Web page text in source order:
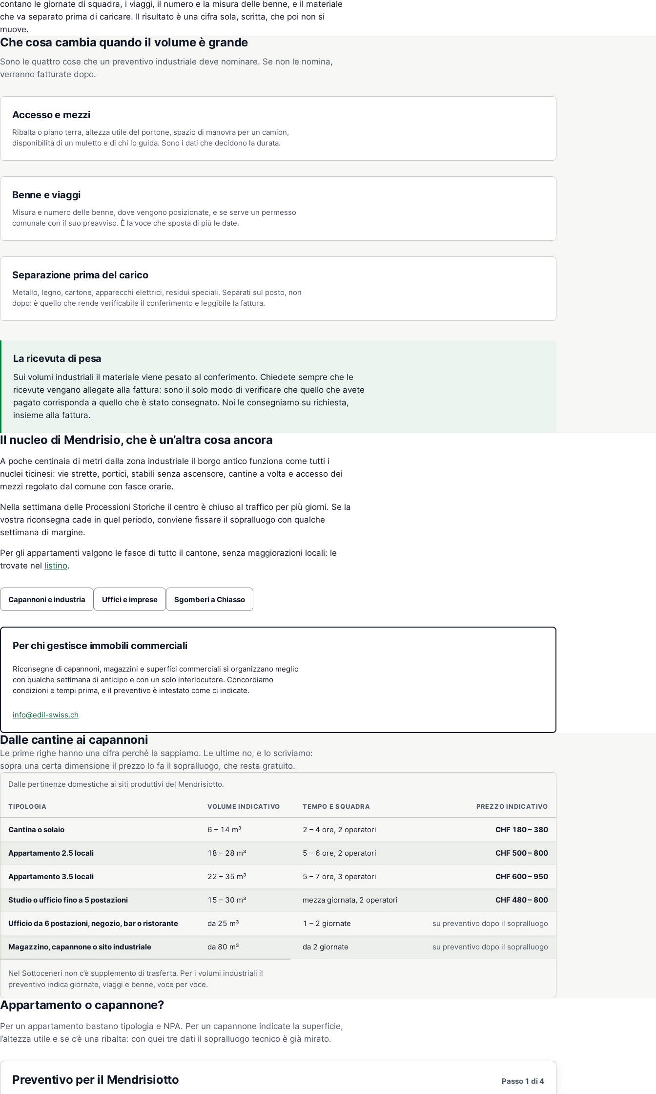
contano le giornate di squadra, i viaggi, il numero e la misura delle benne, e il materiale
che va separato prima di caricare. Il risultato è una cifra sola, scritta, che poi non si
muove.
Che cosa cambia quando il volume è grande
Sono le quattro cose che un preventivo industriale deve nominare. Se non le nomina,
verranno fatturate dopo.
Accesso e mezzi
Ribalta o piano terra, altezza utile del portone, spazio di manovra per un camion,
disponibilità di un muletto e di chi lo guida. Sono i dati che decidono la durata.
Benne e viaggi
Misura e numero delle benne, dove vengono posizionate, e se serve un permesso
comunale con il suo preavviso. È la voce che sposta di più le date.
Separazione prima del carico
Metallo, legno, cartone, apparecchi elettrici, residui speciali. Separati sul posto, non
dopo: è quello che rende verificabile il conferimento e leggibile la fattura.
La ricevuta di pesa
Sui volumi industriali il materiale viene pesato al conferimento. Chiedete sempre che le
ricevute vengano allegate alla fattura: sono il solo modo di verificare che quello che avete
pagato corrisponda a quello che è stato consegnato. Noi le consegniamo su richiesta,
insieme alla fattura.
Il nucleo di Mendrisio, che è un’altra cosa ancora
A poche centinaia di metri dalla zona industriale il borgo antico funziona come tutti i
nuclei ticinesi: vie strette, portici, stabili senza ascensore, cantine a volta e accesso dei
mezzi regolato dal comune con fasce orarie.
Nella settimana delle Processioni Storiche il centro è chiuso al traffico per più giorni. Se la
vostra riconsegna cade in quel periodo, conviene fissare il sopralluogo con qualche
settimana di margine.
Per gli appartamenti valgono le fasce di tutto il cantone, senza maggiorazioni locali: le
trovate nel listino.
Capannoni e industria Uffici e imprese Sgomberi a Chiasso
Per chi gestisce immobili commerciali
Riconsegne di capannoni, magazzini e superfici commerciali si organizzano meglio
con qualche settimana di anticipo e con un solo interlocutore. Concordiamo
condizioni e tempi prima, e il preventivo è intestato come ci indicate.
info@edil-swiss.ch
Dalle cantine ai capannoni
Le prime righe hanno una cifra perché la sappiamo. Le ultime no, e lo scriviamo:
sopra una certa dimensione il prezzo lo fa il sopralluogo, che resta gratuito.
Dalle pertinenze domestiche ai siti produttivi del Mendrisiotto.
TIPOLOGIA VOLUME INDICATIVO TEMPO E SQUADRA PREZZO INDICATIVO
Cantina o solaio 6 – 14 m³ 2 – 4 ore, 2 operatori CHF 180 – 380
Appartamento 2.5 locali 18 – 28 m³ 5 – 6 ore, 2 operatori CHF 500 – 800
Appartamento 3.5 locali 22 – 35 m³ 5 – 7 ore, 3 operatori CHF 600 – 950
Studio o ufficio fino a 5 postazioni 15 – 30 m³ mezza giornata, 2 operatori CHF 480 – 800
Ufficio da 6 postazioni, negozio, bar o ristorante da 25 m³ 1 – 2 giornate su preventivo dopo il sopralluogo
Magazzino, capannone o sito industriale da 80 m³ da 2 giornate su preventivo dopo il sopralluogo
Nel Sottoceneri non c’è supplemento di trasferta. Per i volumi industriali il
preventivo indica giornate, viaggi e benne, voce per voce.
Appartamento o capannone?
Per un appartamento bastano tipologia e NPA. Per un capannone indicate la superficie,
l’altezza utile e se c’è una ribalta: con quei tre dati il sopralluogo tecnico è già mirato.
Preventivo per il Mendrisiotto Passo 1 di 4